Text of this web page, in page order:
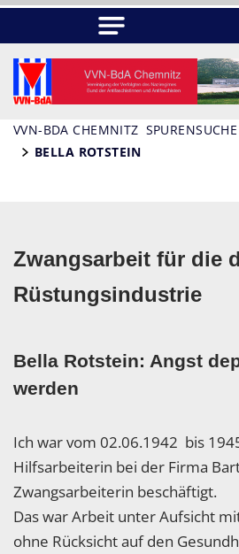
VVN-BDA CHEMNITZ SPURENSUCHE
BELLA ROTSTEIN
Zwangsarbeit für die
Rüstungsindustrie
Bella Rotstein: Angst
werden
Ich war vom 02.06.1942 bis
Hilfsarbeiterin bei der Firma
Zwangsarbeiterin beschäftigt.
Das war Arbeit unter Aufsicht
ohne Rücksicht auf den